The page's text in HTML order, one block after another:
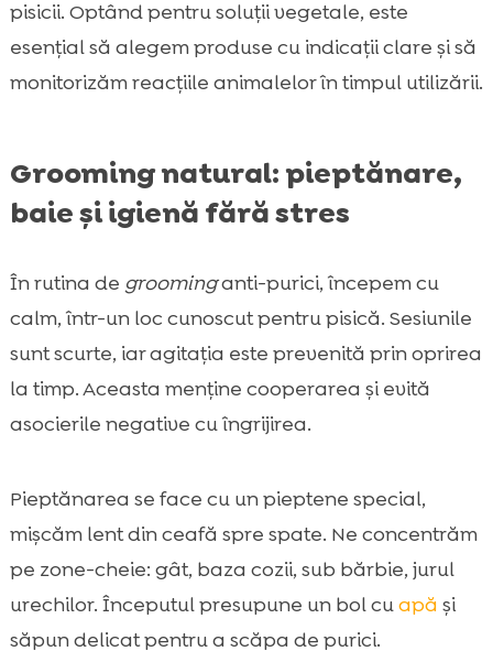
pisicii. Optând pentru soluții vegetale, este
esențial să alegem produse cu indicații clare și să
monitorizăm reacțiile animalelor în timpul utilizării.
Grooming natural: pieptănare,
baie și igienă fără stres
În rutina de groominganti-purici, începem cu
calm, într-un loc cunoscut pentru pisică. Sesiunile
sunt scurte, iar agitația este prevenită prin oprirea
la timp. Aceasta menține cooperarea și evită
asocierile negative cu îngrijirea.
Pieptănarea se face cu un pieptene special,
mișcăm lent din ceafă spre spate. Ne concentrăm
pe zone-cheie: gât, baza cozii, sub bărbie, jurul
urechilor. Începutul presupune un bol cuapă și
săpun delicat pentru a scăpa de purici.